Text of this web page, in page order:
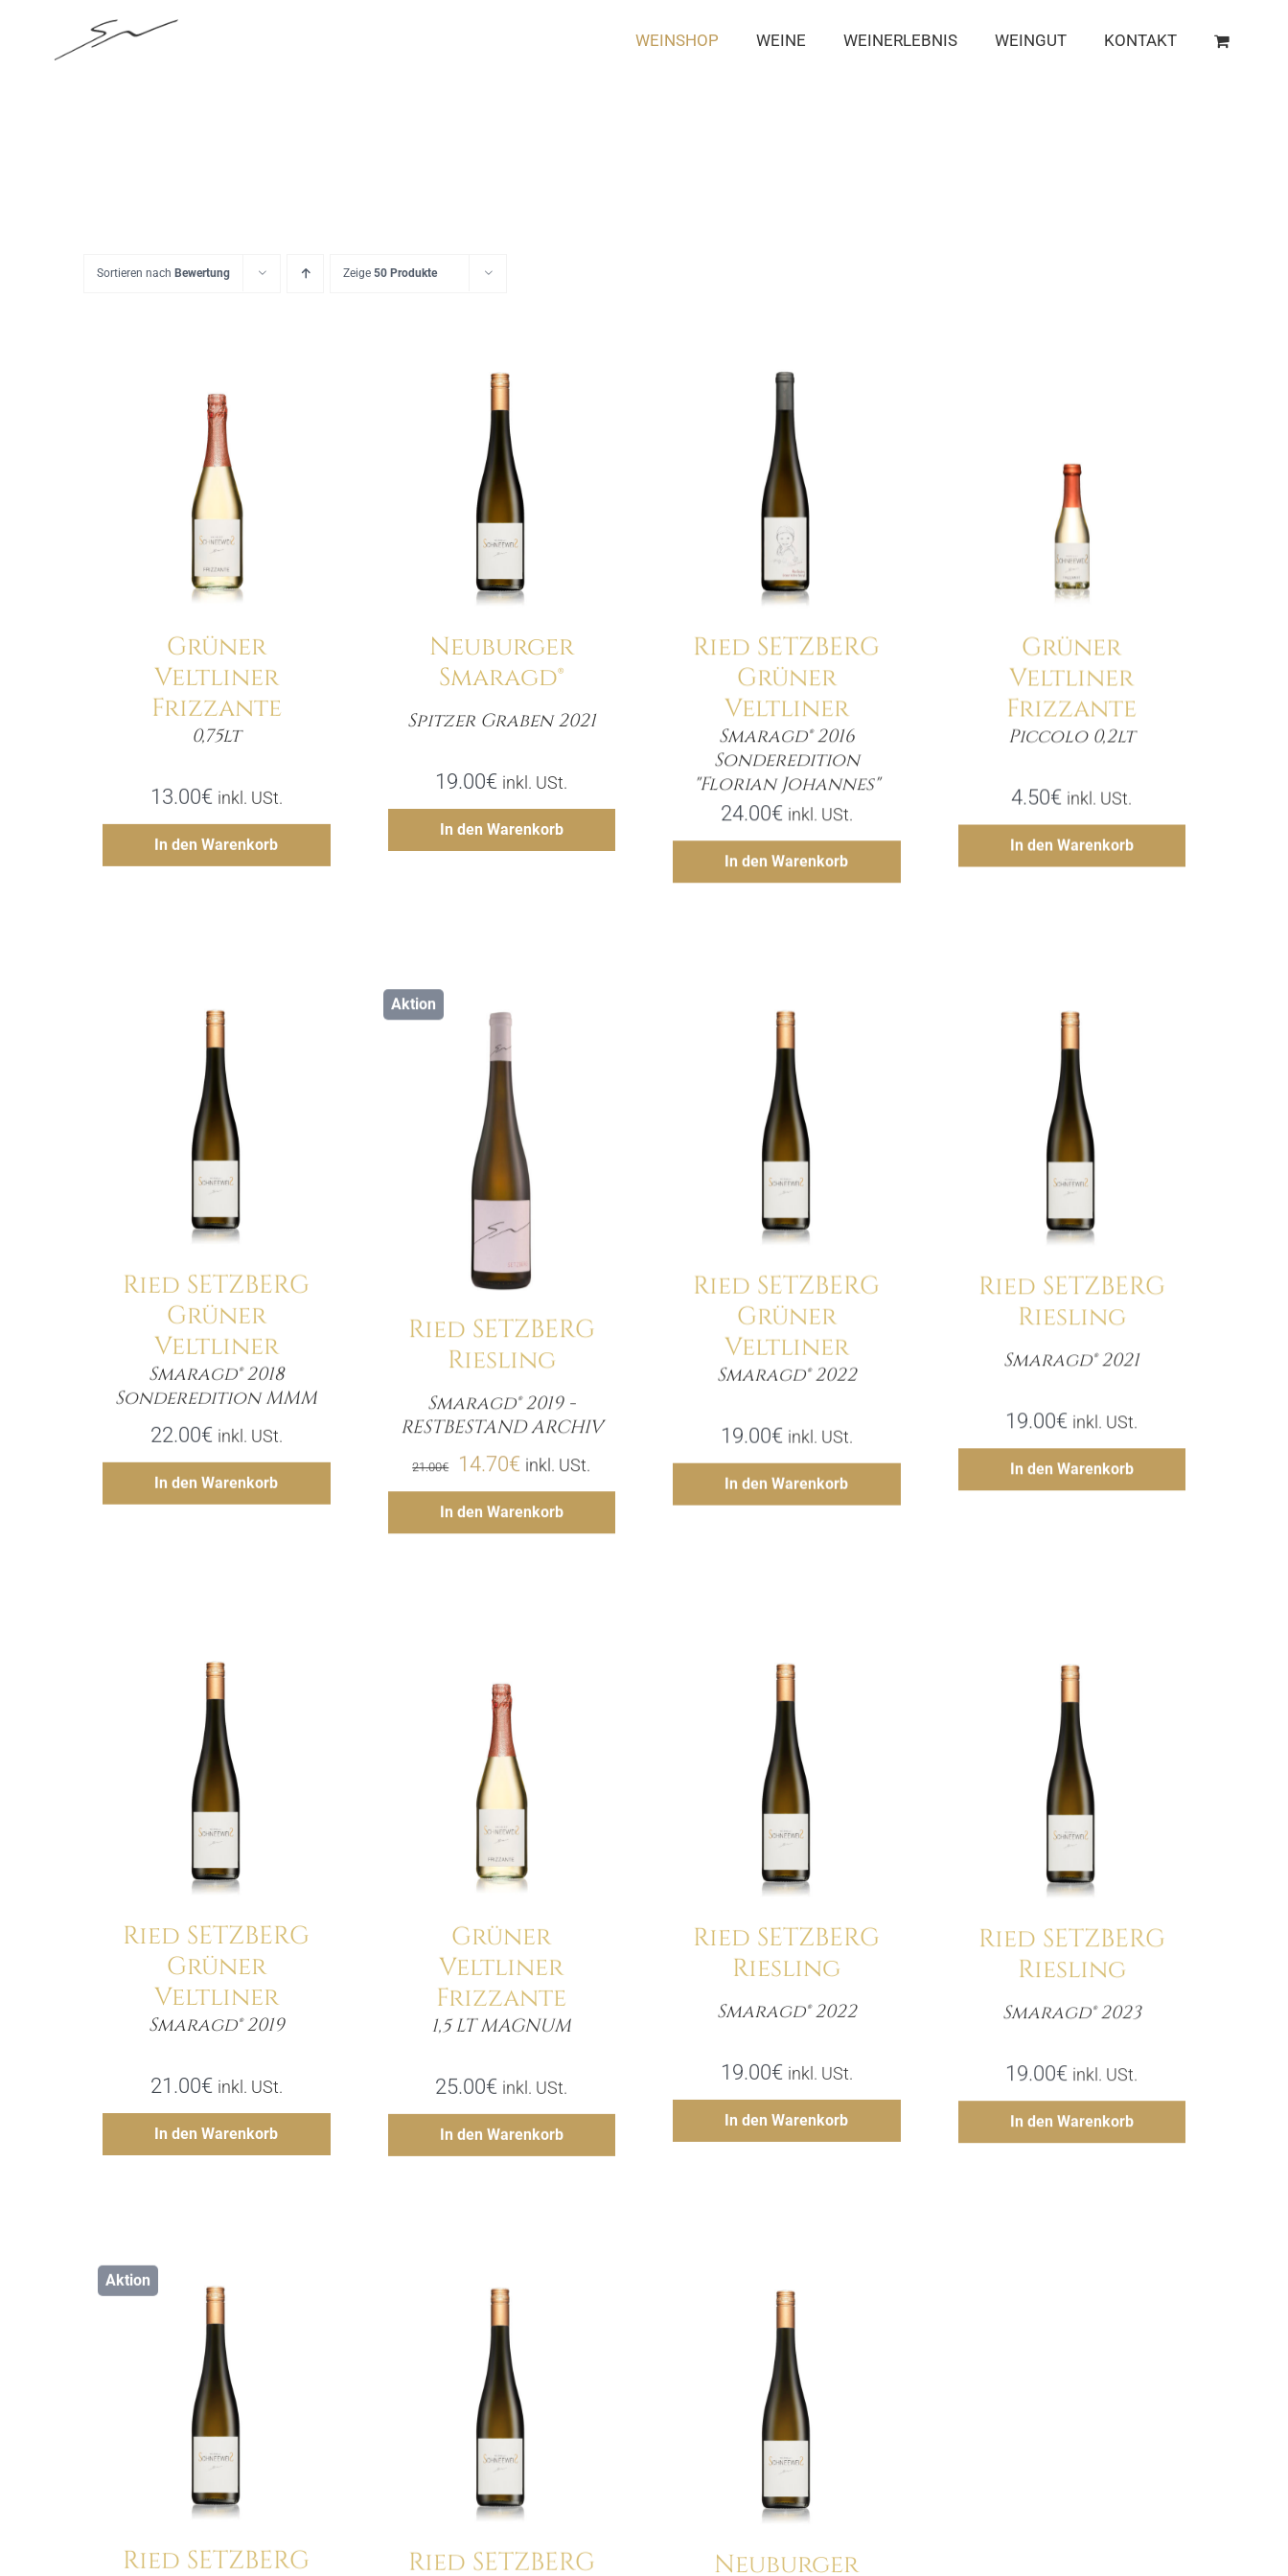
WEINSHOP WEINE WEINERLEBNIS WEINGUT KONTAKT
Sortieren nach Bewertung Zeige 50 Produkte
Grüner
Veltliner
Frizzante
0,75lt
13.00€ inkl. USt.
In den Warenkorb
Menge
Hinzufügen
Details
Neuburger
Smaragd®
Spitzer Graben 2021
19.00€ inkl. USt.
In den Warenkorb
Menge
Details
Ried SETZBERG
Grüner
Veltliner
Smaragd® 2016
Sonderedition
"Florian Johannes"
24.00€ inkl. USt.
In den Warenkorb
Menge
Hinzufügen
Details
Grüner
Veltliner
Frizzante
Piccolo 0,2lt
4.50€ inkl. USt.
In den Warenkorb
Menge
Hinzufügen
Ried SETZBERG
Grüner
Veltliner
Smaragd® 2018
Sonderedition MMM
22.00€ inkl. USt.
In den Warenkorb
Menge
Hinzufügen
Aktion
Details
Ried SETZBERG
Riesling
Smaragd® 2019 -
RESTBESTAND ARCHIV
21.00€
Ursprünglicher
Preis
war:
14.70€ Aktueller
Preis
ist:
inkl. USt.
In den Warenkorb
Menge
Hinzufügen
Details
Ried SETZBERG
Grüner
Veltliner
Smaragd® 2022
19.00€ inkl. USt.
In den Warenkorb
Menge
Hinzufügen
Details
Ried SETZBERG
Riesling
Smaragd® 2021
19.00€ inkl. USt.
In den Warenkorb
Menge
Hinzufügen
Ried SETZBERG
Grüner
Veltliner
Smaragd® 2019
21.00€ inkl. USt.
In den Warenkorb
Menge
Hinzufügen
Details
Grüner
Veltliner
Frizzante
1,5 LT MAGNUM
25.00€ inkl. USt.
In den Warenkorb
Menge
Hinzufügen
Details
Ried SETZBERG
Riesling
Smaragd® 2022
19.00€ inkl. USt.
In den Warenkorb
Menge
Hinzufügen
Details
Ried SETZBERG
Riesling
Smaragd® 2023
19.00€ inkl. USt.
In den Warenkorb
Menge
Hinzufügen
Aktion
Ried SETZBERG
Details
Ried SETZBERG
Details
Neuburger